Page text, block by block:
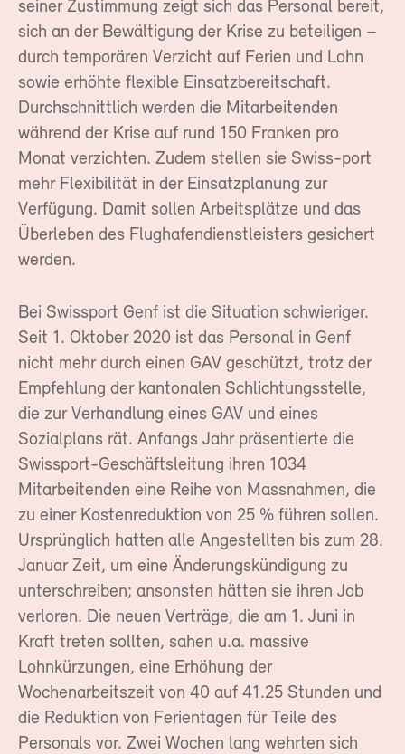
seiner Zustimmung zeigt sich das Personal bereit,
sich an der Bewältigung der Krise zu beteiligen –
durch temporären Verzicht auf Ferien und Lohn
sowie erhöhte flexible Einsatzbereitschaft.
Durchschnittlich werden die Mitarbeitenden
während der Krise auf rund 150 Franken pro
Monat verzichten. Zudem stellen sie Swiss-port
mehr Flexibilität in der Einsatzplanung zur
Verfügung. Damit sollen Arbeitsplätze und das
Überleben des Flughafendienstleisters gesichert
werden.
Bei Swissport Genf ist die Situation schwieriger.
Seit 1. Oktober 2020 ist das Personal in Genf
nicht mehr durch einen GAV geschützt, trotz der
Empfehlung der kantonalen Schlichtungsstelle,
die zur Verhandlung eines GAV und eines
Sozialplans rät. Anfangs Jahr präsentierte die
Swissport-Geschäftsleitung ihren 1034
Mitarbeitenden eine Reihe von Massnahmen, die
zu einer Kostenreduktion von 25 % führen sollen.
Ursprünglich hatten alle Angestellten bis zum 28.
Januar Zeit, um eine Änderungskündigung zu
unterschreiben; ansonsten hätten sie ihren Job
verloren. Die neuen Verträge, die am 1. Juni in
Kraft treten sollten, sahen u.a. massive
Lohnkürzungen, eine Erhöhung der
Wochenarbeitszeit von 40 auf 41.25 Stunden und
die Reduktion von Ferientagen für Teile des
Personals vor. Zwei Wochen lang wehrten sich